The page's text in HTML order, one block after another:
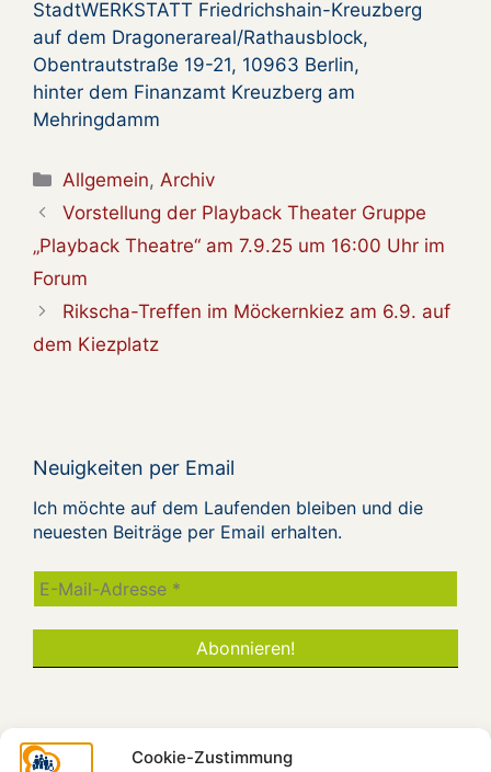
Cookie-Zustimmung
StadtWERKSTATT Friedrichshain-Kreuzberg
auf dem Dragonerareal/Rathausblock,
Obentrautstraße 19-21, 10963 Berlin,
hinter dem Finanzamt Kreuzberg am
Mehringdamm
Kategorien
Allgemein, Archiv
Vorstellung der Playback Theater Gruppe
„Playback Theatre“ am 7.9.25 um 16:00 Uhr im
Forum
Rikscha-Treffen im Möckernkiez am 6.9. auf
dem Kiezplatz
Neuigkeiten per Email
Ich möchte auf dem Laufenden bleiben und die
neuesten Beiträge per Email erhalten.